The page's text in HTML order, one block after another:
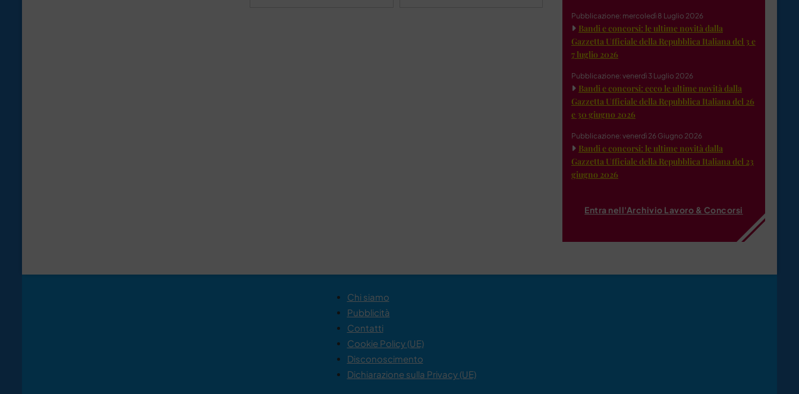
Pubblicazione: mercoledì 8 Luglio 2026
Bandi e concorsi: le ultime novità dalla
Gazzetta Ufficiale della Repubblica Italiana del 3 e
7 luglio 2026
Pubblicazione: venerdì 3 Luglio 2026
Bandi e concorsi: ecco le ultime novità dalla
Gazzetta Ufficiale della Repubblica Italiana del 26
e 30 giugno 2026
Pubblicazione: venerdì 26 Giugno 2026
Bandi e concorsi: le ultime novità dalla
Gazzetta Ufficiale della Repubblica Italiana del 23
giugno 2026
Entra nell'Archivio Lavoro & Concorsi
Chi siamo
Pubblicità
Contatti
Cookie Policy (UE)
Disconoscimento
Dichiarazione sulla Privacy (UE)